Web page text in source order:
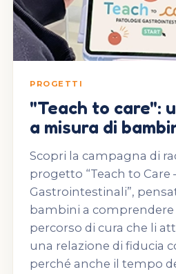
PROGETTI
"Teach to care":
a misura di
Scopri la campagna di
progetto “Teach to Care
Gastrointestinali”,
bambini a comprendere
percorso di cura che li
una relazione di fiducia
perché anche il tempo